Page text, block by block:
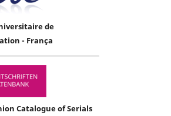
de
- França
Catalogue of Serials